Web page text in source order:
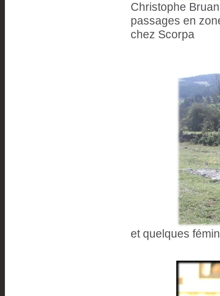
Christophe
passages en
chez Scorpa
et quelques